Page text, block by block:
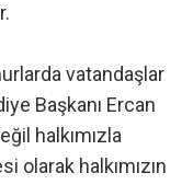
vatandaşlar
Başkanı Ercan
halkımızla
olarak halkımızın